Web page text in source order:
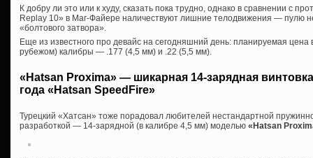
К добру ли это или к худу, сказать пока трудно, однако в сравнении с
Replay 10» в Маг-Файере наличествуют лишние телодвижения — пулю
«болтового затвора».
Еще из известного про девайс на сегодняшний день: планируемая
рубежом) калибры — .177 (4,5 мм) и .22 (5,5 мм).
«Hatsan Proxima» — шикарная 14-зарядная
года «Hatsan SpeedFire»
Турецкий «Хатсан» тоже порадовал любителей нестандартной
разработкой — 14-зарядной (в калибре 4,5 мм) моделью «Hatsan